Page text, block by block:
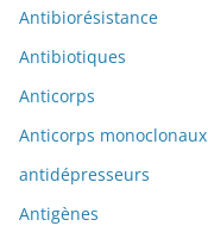
Antibiorésistance
Antibiotiques
Anticorps
Anticorps monoclonaux
antidépresseurs
Antigènes